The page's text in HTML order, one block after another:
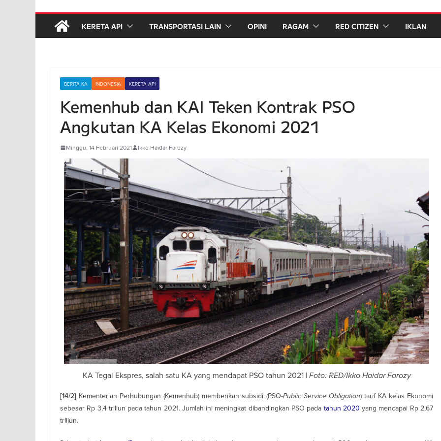
KERETA API TRANSPORTASI LAIN OPINI RAGAM RED CITIZEN IKLAN
BERITA KA INDONESIA KERETA API
Kemenhub dan KAI Teken Kontrak PSO
Angkutan KA Kelas Ekonomi 2021
Minggu, 14 Februari 2021 Ikko Haidar Farozy
KA Tegal Ekspres, salah satu KA yang mendapat PSO tahun 2021 | Foto: RED/Ikko Haidar Farozy
[14/2] Kementerian Perhubungan (Kemenhub) memberikan subsidi (PSO-Public Service Obligation) tarif KA kelas Ekonomi
sebesar Rp 3,4 triliun pada tahun 2021. Jumlah ini meningkat dibandingkan PSO pada tahun 2020 yang mencapai Rp 2,67
triliun.